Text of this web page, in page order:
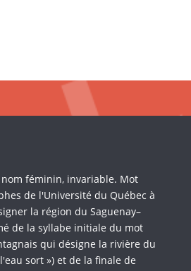
nom féminin, invariable. Mot
de l'Université du Québec à
la région du Saguenay–
de la syllabe initiale du mot
qui désigne la rivière du
sort ») et de la finale de